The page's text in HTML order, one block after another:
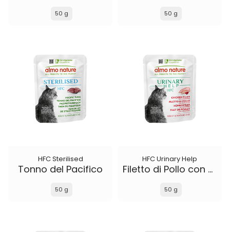
50 g 50 g
HFC Sterilised
Tonno del Pacifico
50 g
HFC Urinary Help
Filetto di Pollo con Mirtilli Rossi
50 g